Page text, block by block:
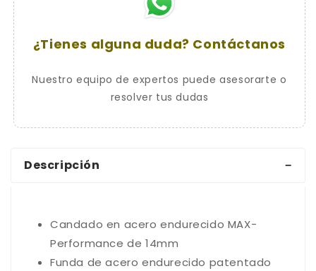
¿Tienes alguna duda? Contáctanos
Nuestro equipo de expertos puede asesorarte o
resolver tus dudas
Descripción
Candado en acero endurecido MAX-
Performance de 14mm
Funda de acero endurecido patentado